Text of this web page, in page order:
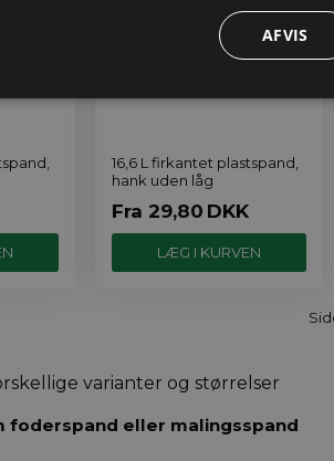
16,6 L firkantet plastspand,
hank uden låg
Fra 29,80 DKK
varianter og størrelser
foderspand eller malingsspand
AFVIS